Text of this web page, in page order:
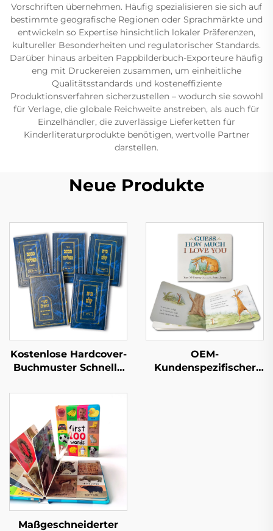
Vorschriften übernehmen. Häufig spezialisieren sie sich auf
bestimmte geografische Regionen oder Sprachmärkte und
entwickeln so Expertise hinsichtlich lokaler Präferenzen,
kultureller Besonderheiten und regulatorischer Standards.
Darüber hinaus arbeiten Pappbilderbuch-Exporteure häufig
eng mit Druckereien zusammen, um einheitliche
Qualitätsstandards und kosteneffiziente
Produktionsverfahren sicherzustellen – wodurch sie sowohl
für Verlage, die globale Reichweite anstreben, als auch für
Einzelhändler, die zuverlässige Lieferketten für
Kinderliteraturprodukte benötigen, wertvolle Partner
darstellen.
Neue Produkte
Kostenlose Hardcover-
Buchmuster Schnelle
Buchdruck
Kundenspezifischer
Hardcover-Buch-Set-
Druck
OEM-
Kundenspezifischer
Maßgeschneiderter